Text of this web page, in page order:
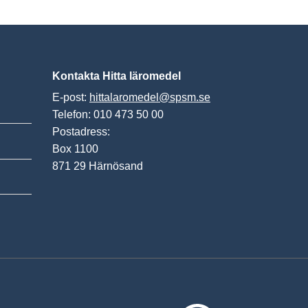
Kontakta Hitta läromedel
E-post: hittalaromedel@spsm.se
Telefon: 010 473 50 00
Postadress:
Box 1100
871 29 Härnösand